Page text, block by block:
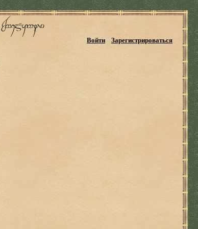
Войти Зарегистрироваться